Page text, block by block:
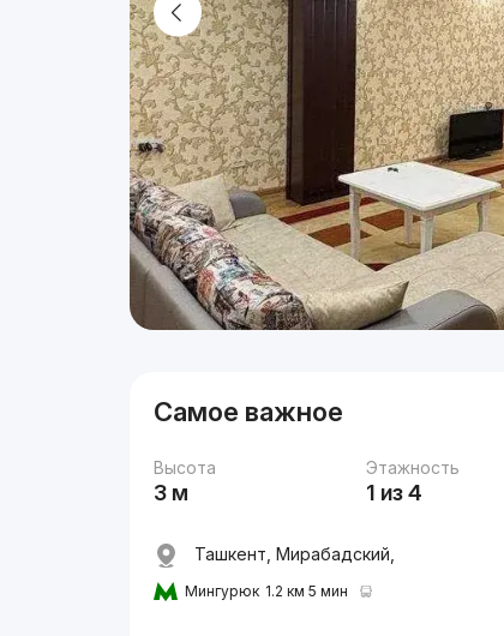
Самое важное
Высота
3 м
Этажность
1 из 4
Ташкент, Мирабадский,
Мингурюк 1.2 км 5 мин